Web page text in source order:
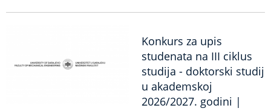
Konkurs za upis
studenata na III ciklus
studija - doktorski studij
u akademskoj
2026/2027. godini |